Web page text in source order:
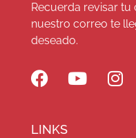
Recuerda revisar
nuestro correo te
deseado.
LINKS